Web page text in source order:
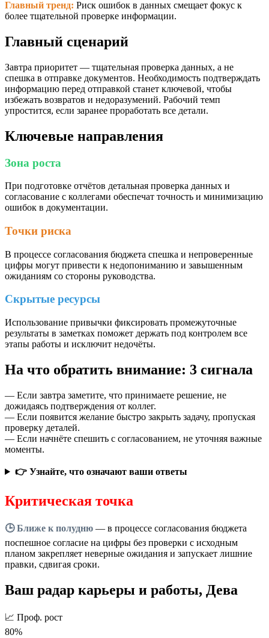
Главный тренд: Риск ошибок в данных смещает фокус к
более тщательной проверке информации.
Главный сценарий
Завтра приоритет — тщательная проверка данных, а не
спешка в отправке документов. Необходимость подтверждать
информацию перед отправкой станет ключевой, чтобы
избежать возвратов и недоразумений. Рабочий темп
упростится, если заранее проработать все детали.
Ключевые направления
Зона роста
При подготовке отчётов детальная проверка данных и
согласование с коллегами обеспечат точность и минимизацию
ошибок в документации.
Точки риска
В процессе согласования бюджета спешка и непроверенные
цифры могут привести к недопониманию и завышенным
ожиданиям со стороны руководства.
Скрытые ресурсы
Использование привычки фиксировать промежуточные
результаты в заметках поможет держать под контролем все
этапы работы и исключит недочёты.
На что обратить внимание: 3 сигнала
— Если завтра заметите, что принимаете решение, не
дожидаясь подтверждения от коллег.
— Если появится желание быстро закрыть задачу, пропуская
проверку деталей.
— Если начнёте спешить с согласованием, не уточняя важные
моменты.
👉 Узнайте, что означают ваши ответы
Критическая точка
🕒 Ближе к полудню — в процессе согласования бюджета
поспешное согласие на цифры без проверки с исходным
планом закрепляет неверные ожидания и запускает лишние
правки, сдвигая сроки.
Ваш радар карьеры и работы, Дева
📈 Проф. рост
80%